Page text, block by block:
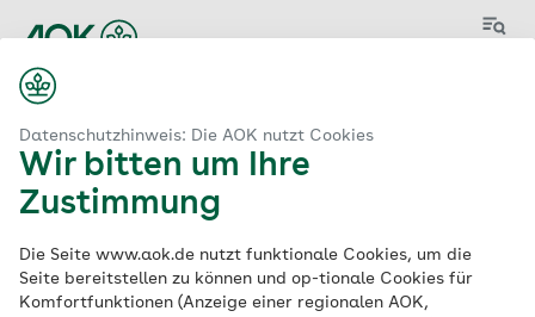
Datenschutzhinweis: Die AOK nutzt Cookies
Wir bitten um Ihre
Zustimmung
Die Seite www.aok.de nutzt funktionale Cookies, um die
Seite bereitstellen zu können und op-tionale Cookies für
Komfortfunktionen (Anzeige einer regionalen AOK,
Ausbildung zum
Sozialversicherungsf